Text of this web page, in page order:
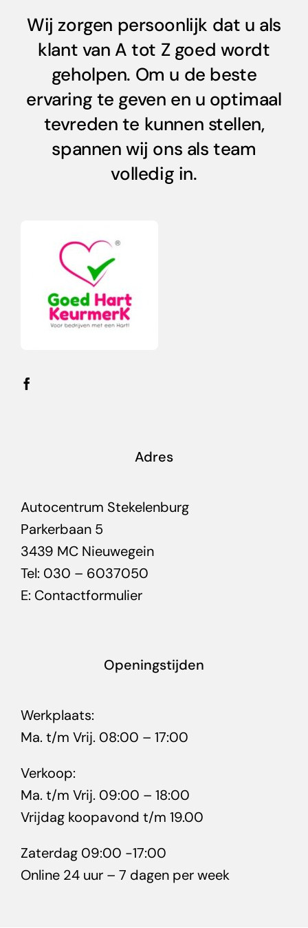
Wij zorgen persoonlijk dat u als
klant van A tot Z goed wordt
geholpen. Om u de beste
ervaring te geven en u optimaal
tevreden te kunnen stellen,
spannen wij ons als team
volledig in.
Adres
Autocentrum Stekelenburg
Parkerbaan 5
3439 MC Nieuwegein
Tel: 030 – 6037050
E: Contactformulier
Openingstijden
Werkplaats:
Ma. t/m Vrij. 08:00 – 17:00
Verkoop:
Ma. t/m Vrij. 09:00 – 18:00
Vrijdag koopavond t/m 19.00
Zaterdag 09:00 -17:00
Online 24 uur – 7 dagen per week